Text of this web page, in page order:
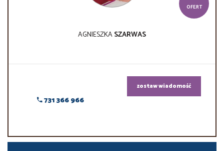
OFERT
AGNIESZKASZARWAS
731 366 966
zostaw wiadomość